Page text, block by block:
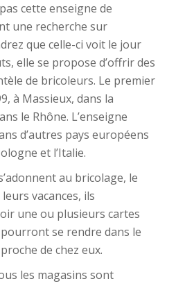
cette enseigne de
une recherche sur
que celle-ci voit le jour
elle se propose d’offrir des
de bricoleurs. Le premier
à Massieux, dans la
le Rhône. L’enseigne
d’autres pays européens
et l’Italie.
au bricolage, le
vacances, ils
une ou plusieurs cartes
se rendre dans le
de chez eux.
les magasins sont